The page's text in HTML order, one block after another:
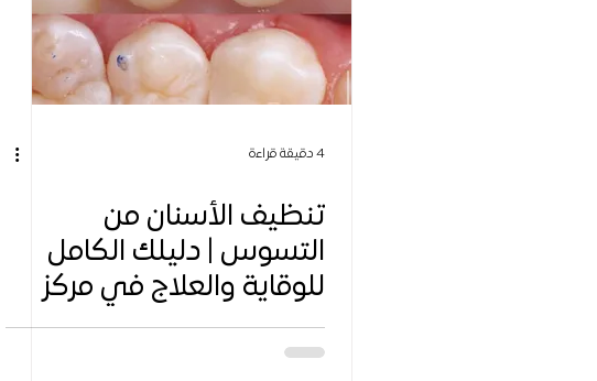
4 دقيقة قراءة
تنظيف الأسنان من
التسوس | دليلك الكامل
للوقاية والعلاج في مركز
مينا – جازان